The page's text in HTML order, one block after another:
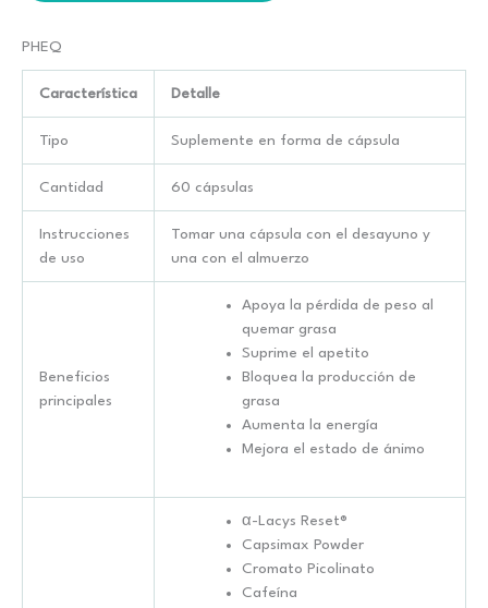
PHEQ
Característica Detalle
Tipo Suplemente en forma de cápsula
Cantidad 60 cápsulas
Instrucciones
de uso
Tomar una cápsula con el desayuno y
una con el almuerzo
Beneficios
principales
Apoya la pérdida de peso al
quemar grasa
Suprime el apetito
Bloquea la producción de
grasa
Aumenta la energía
Mejora el estado de ánimo
α-Lacys Reset®
Capsimax Powder
Cromato Picolinato
Cafeína